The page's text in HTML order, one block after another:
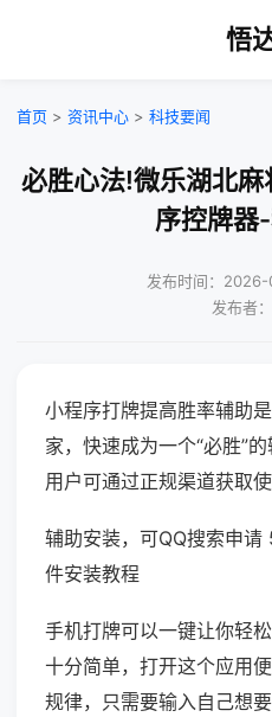
悟
首页 > 资讯中心 > 科技要闻
必胜心法!微乐湖北
序控牌器
发布时间：
发布者
小程序打牌提高胜率辅助
家，快速成为一个“必胜”
用户可通过正规渠道获取使
辅助安装，可QQ搜索申
件安装教程
手机打牌可以一键让你轻
十分简单，打开这个应用
规律，只需要输入自己想